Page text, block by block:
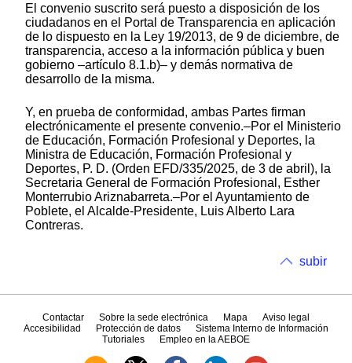
El convenio suscrito será puesto a disposición de los
ciudadanos en el Portal de Transparencia en aplicación
de lo dispuesto en la Ley 19/2013, de 9 de diciembre, de
transparencia, acceso a la información pública y buen
gobierno –artículo 8.1.b)– y demás normativa de
desarrollo de la misma.
Y, en prueba de conformidad, ambas Partes firman
electrónicamente el presente convenio.–Por el Ministerio
de Educación, Formación Profesional y Deportes, la
Ministra de Educación, Formación Profesional y
Deportes, P. D. (Orden EFD/335/2025, de 3 de abril), la
Secretaria General de Formación Profesional, Esther
Monterrubio Ariznabarreta.–Por el Ayuntamiento de
Poblete, el Alcalde-Presidente, Luis Alberto Lara
Contreras.
subir
Contactar Sobre la sede electrónica Mapa
Aviso legal
Accesibilidad
Protección de datos
Sistema Interno de Información
Tutoriales
Empleo en la AEBOE